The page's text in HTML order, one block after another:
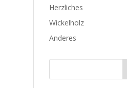
Herzliches
Wickelholz
Anderes